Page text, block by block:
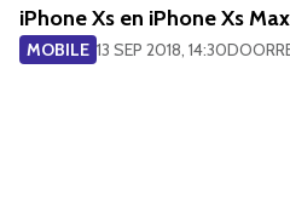
iPhone Xs en iPhone Xs Max
MOBILE 13 SEP 2018, 14:30DOOR